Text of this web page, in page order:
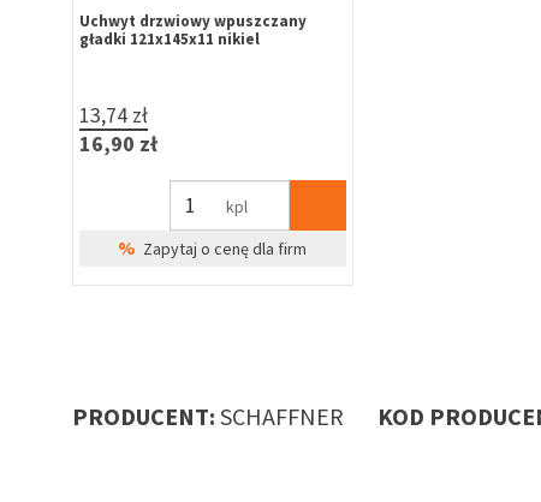
Uchwyt drzwiowy wpuszczany
gładki 121x145x11 nikiel
13,74 zł
16,90 zł
kpl
% Zapytaj o cenę dla firm
PRODUCENT: SCHAFFNER KOD